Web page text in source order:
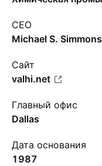
CEO
Michael S. Simmons
Сайт
valhi.net
Главный офис
Dallas
Дата основания
1987